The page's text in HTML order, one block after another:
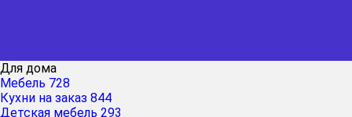
Для дома
Мебель 728
Кухни на заказ 844
Детская мебель 293